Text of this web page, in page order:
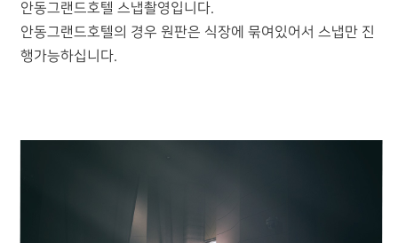
안동그랜드호텔 스냅촬영입니다.
안동그랜드호텔의 경우 원판은 식장에 묶여있어서 스냅만 진
행가능하십니다.